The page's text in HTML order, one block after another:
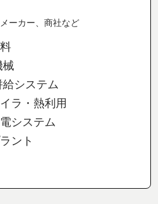
ーカー、商社など
械
システム
ラ・熱利用
システム
ント